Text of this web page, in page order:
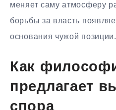
меняет саму атмосферу
борьбы за власть
основания чужой позиции.
Как
предлагает